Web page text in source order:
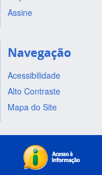
Assine
Navegação
Acessibilidade
Alto Contraste
Mapa do Site